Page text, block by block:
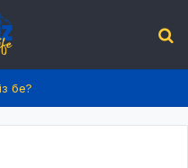
бе?